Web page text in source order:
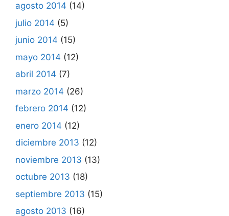
agosto 2014 (14)
julio 2014 (5)
junio 2014 (15)
mayo 2014 (12)
abril 2014 (7)
marzo 2014 (26)
febrero 2014 (12)
enero 2014 (12)
diciembre 2013 (12)
noviembre 2013 (13)
octubre 2013 (18)
septiembre 2013 (15)
agosto 2013 (16)